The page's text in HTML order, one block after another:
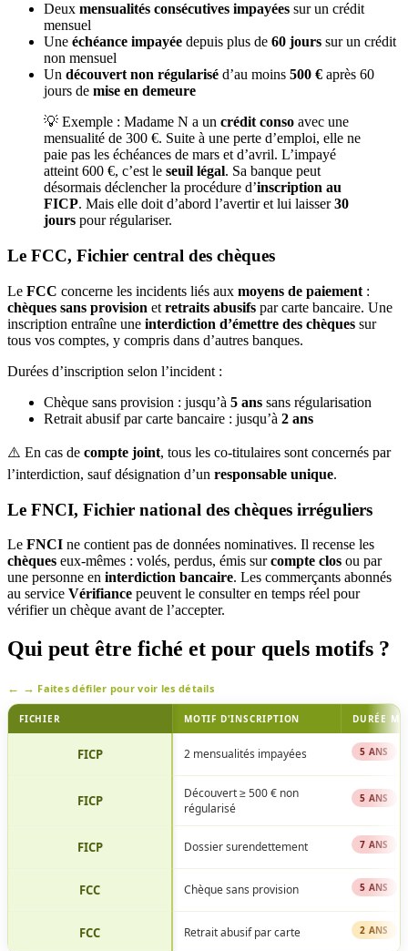
Deux mensualités consécutives impayées sur un crédit
mensuel
Une échéance impayée depuis plus de 60 jours sur un crédit
non mensuel
Un découvert non régularisé d’au moins 500 € après 60
jours de mise en demeure
💡 Exemple : Madame N a un crédit conso avec une
mensualité de 300 €. Suite à une perte d’emploi, elle ne
paie pas les échéances de mars et d’avril. L’impayé
atteint 600 €, c’est le seuil légal. Sa banque peut
désormais déclencher la procédure d’inscription au
FICP. Mais elle doit d’abord l’avertir et lui laisser30
jours pour régulariser.
Le FCC, Fichier central des chèques
Le FCC concerne les incidents liés aux moyens de paiement :
chèques sans provision et retraits abusifs par carte bancaire. Une
inscription entraîne une interdiction d’émettre des chèques sur
tous vos comptes, y compris dans d’autres banques.
Durées d’inscription selon l’incident :
Chèque sans provision : jusqu’à 5 ans sans régularisation
Retrait abusif par carte bancaire : jusqu’à 2 ans
⚠️ En cas de compte joint, tous les co-titulaires sont concernés par
l’interdiction, sauf désignation d’un responsable unique.
Le FNCI, Fichier national des chèques irréguliers
Le FNCI ne contient pas de données nominatives. Il recense les
chèques eux-mêmes : volés, perdus, émis surcompte clos ou par
une personne en interdiction bancaire. Les commerçants abonnés
au service Vérifiance peuvent le consulter en temps réel pour
vérifier un chèque avant de l’accepter.
Qui peut être fiché et pour quels motifs ?
Faites défiler pour voir les détails
FICHIER MOTIF D'INSCRIPTION DURÉE
FICP 2 mensualités impayées 5 ANS
FICP
Découvert ≥ 500 € non
régularisé
5 ANS
FICP Dossier surendettement 7 ANS
FCC Chèque sans provision 5 ANS
FCC Retrait abusif par carte 2 ANS